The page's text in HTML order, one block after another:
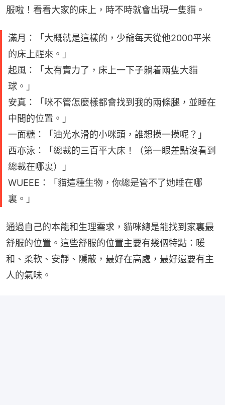
服啦！看看大家的床上，時不時就會出現一隻貓。
滿月：「大概就是這樣的，少爺每天從他2000平米
的床上醒來。」
起風：「太有實力了，床上一下子躺着兩隻大貓
球。」
安真：「咪不管怎麼樣都會找到我的兩條腿，並睡在
中間的位置。」
一面糖：「油光水滑的小咪頭，誰想摸一摸呢？」
西亦泳：「總裁的三百平大床！（第一眼差點沒看到
總裁在哪裏）」
WUEEE：「貓這種生物，你總是管不了她睡在哪
裏。」
通過自己的本能和生理需求，貓咪總是能找到家裏最
舒服的位置。這些舒服的位置主要有幾個特點：暖
和、柔軟、安靜、隱蔽，最好在高處，最好還要有主
人的氣味。